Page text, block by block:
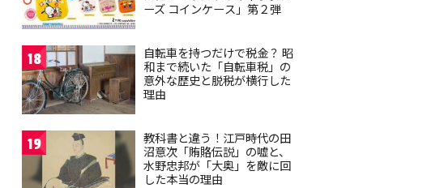
ーズ コインケース」第２弾
18
自転車を持つだけで税金？ 昭
和まで続いた「自転車税」の
意外な歴史と脱税が横行した
理由
19
教科書と違う！江戸時代の田
沼意次「賄賂伝説」の嘘と、
水野忠邦が「大奥」を敵に回
した本当の理由